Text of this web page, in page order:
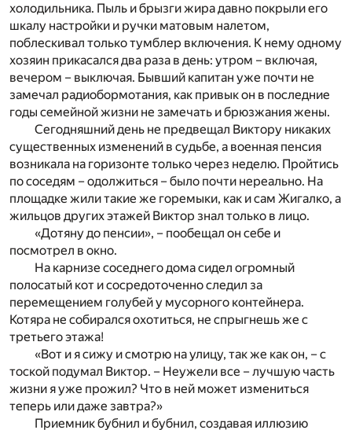
холодильника. Пыль и брызги жира давно покрыли его
шкалу настройки и ручки матовым налетом,
поблескивал только тумблер включения. К нему одному
хозяин прикасался два раза в день: утром – включая,
вечером – выключая. Бывший капитан уже почти не
замечал радиобормотания, как привык он в последние
годы семейной жизни не замечать и брюзжания жены.
Сегодняшний день не предвещал Виктору никаких
существенных изменений в судьбе, а военная пенсия
возникала на горизонте только через неделю. Пройтись
по соседям – одолжиться – было почти нереально. На
площадке жили такие же горемыки, как и сам Жигалко, а
жильцов других этажей Виктор знал только в лицо.
«Дотяну до пенсии», – пообещал он себе и
посмотрел в окно.
На карнизе соседнего дома сидел огромный
полосатый кот и сосредоточенно следил за
перемещением голубей у мусорного контейнера.
Котяра не собирался охотиться, не спрыгнешь же с
третьего этажа!
«Вот и я сижу и смотрю на улицу, так же как он, – с
тоской подумал Виктор. – Неужели все – лучшую часть
жизни я уже прожил? Что в ней может измениться
теперь или даже завтра?»
Приемник бубнил и бубнил, создавая иллюзию